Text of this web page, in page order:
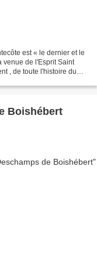
est « le dernier et le
venue de l'Esprit Saint
, de toute l'histoire du
Boishébert